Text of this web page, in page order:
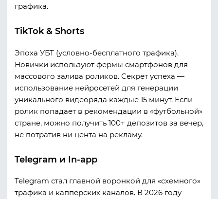
графика.
TikTok & Shorts
Эпоха УБТ (условно-бесплатного трафика).
Новички используют фермы смартфонов для
массового залива роликов. Секрет успеха —
использование нейросетей для генерации
уникального видеоряда каждые 15 минут. Если
ролик попадает в рекомендации в «футбольной»
стране, можно получить 100+ депозитов за вечер,
не потратив ни цента на рекламу.
Telegram и In-app
Telegram стал главной воронкой для «схемного»
трафика и капперских каналов. В 2026 году